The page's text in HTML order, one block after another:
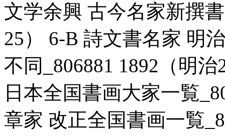
文学余興 古今名家新撰
25） 6-B 詩文書名家 明
不同_806881 1892（明
日本全国書画大家一覧
章家 改正全国書画一覧